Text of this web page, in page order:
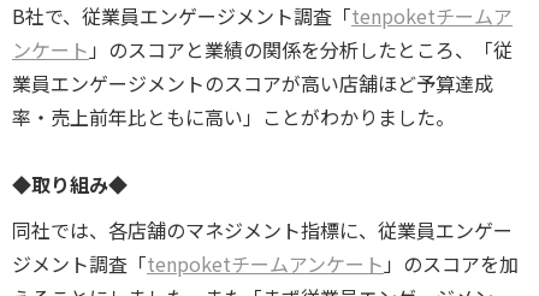
B社で、従業員エンゲージメント調査「tenpoketチームア
ンケート 」のスコアと業績の関係を分析したところ、「従
業員エンゲージメントのスコアが高い店舗ほど予算達成
率・売上前年比ともに高い」ことがわかりました。
◆取り組み◆
同社では、各店舗のマネジメント指標に、従業員エンゲー
ジメント調査「tenpoketチームアンケート 」のスコアを加